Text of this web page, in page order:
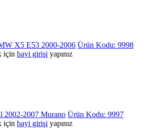
X5 E53 2000-2006 Ürün Kodu: 9998
için bayi girişi yapınız
2002-2007 Murano Ürün Kodu: 9997
için bayi girişi yapınız